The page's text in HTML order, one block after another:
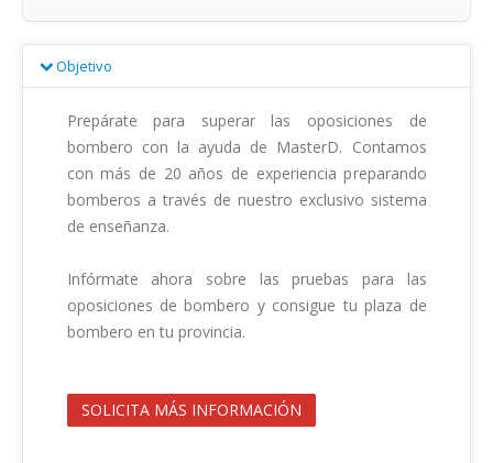
Objetivo
Prepárate para superar las oposiciones de
bombero con la ayuda de MasterD. Contamos
con más de 20 años de experiencia preparando
bomberos a través de nuestro exclusivo sistema
de enseñanza.
Infórmate ahora sobre las pruebas para las
oposiciones de bombero y consigue tu plaza de
bombero en tu provincia.
SOLICITA MÁS INFORMACIÓN